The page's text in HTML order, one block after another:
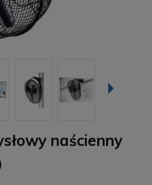
naścienny